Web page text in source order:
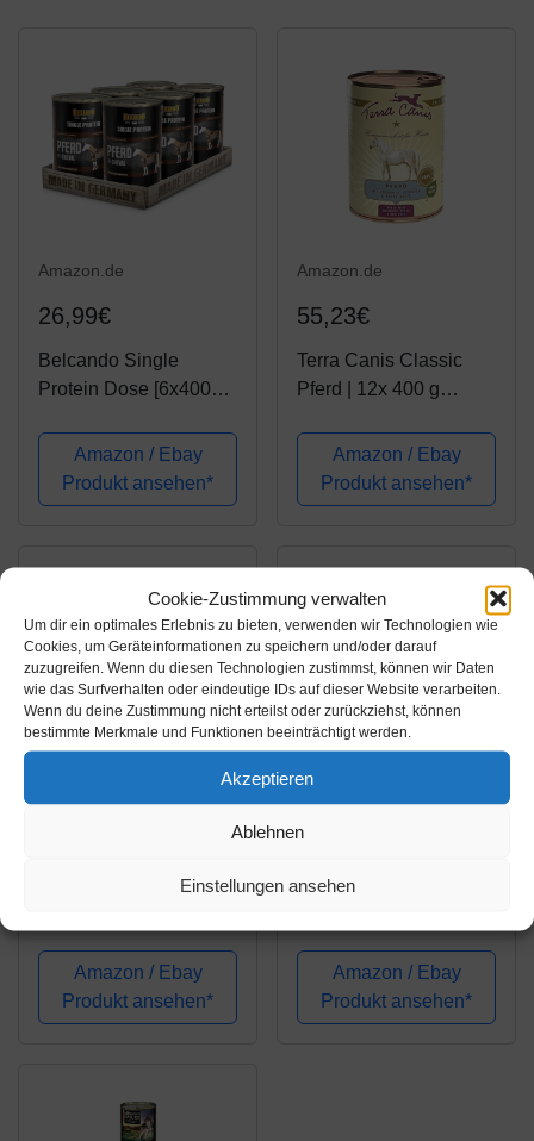
Cookie-Zustimmung verwalten
Um dir ein optimales Erlebnis zu bieten, verwenden wir Technologien wie
Cookies, um Geräteinformationen zu speichern und/oder darauf
zuzugreifen. Wenn du diesen Technologien zustimmst, können wir Daten
wie das Surfverhalten oder eindeutige IDs auf dieser Website verarbeiten.
Wenn du deine Zustimmung nicht erteilst oder zurückziehst, können
bestimmte Merkmale und Funktionen beeinträchtigt werden.
Akzeptieren
Ablehnen
Einstellungen ansehen
Amazon.de
26,99€
Belcando Single
Protein Dose [6x400g
Nassfutter für Hunde |
Monoprotein
Feuchtfutter
Amazon / Ebay
Produkt ansehen*
Amazon.de
55,23€
Terra Canis Classic
Pferd | 12x 400 g
Amazon / Ebay
Produkt ansehen*
12x 400g
Hundenassfutter
Amazon / Ebay
Produkt ansehen*
Amazon.de
38,08€
Terra Canis Classic
Hundenassfutter
Amazon / Ebay
Produkt ansehen*